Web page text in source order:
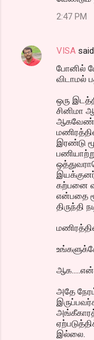
2:47 PM
VISA said…
போனில்
விடாமல்
ஒரு
சினிமா
இரண்டு
கற்பனை
என்பதை
திருந்தி
அதே
இல்லை.